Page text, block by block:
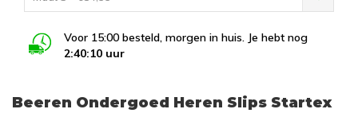
Voor 15:00 besteld, morgen in huis. Je hebt nog
2:40:10 uur
Beeren Ondergoed Heren Slips Startex